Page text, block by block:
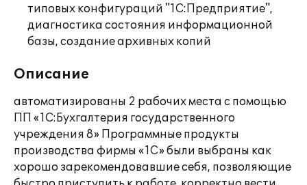
типовых конфигураций "1С:Предприятие",
диагностика состояния информационной
базы, создание архивных копий
Описание
автоматизированы 2 рабочих места с помощью
ПП «1С:Бухгалтерия государственного
учреждения 8» Программные продукты
производства фирмы «1С» были выбраны как
хорошо зарекомендовавшие себя, позволяющие